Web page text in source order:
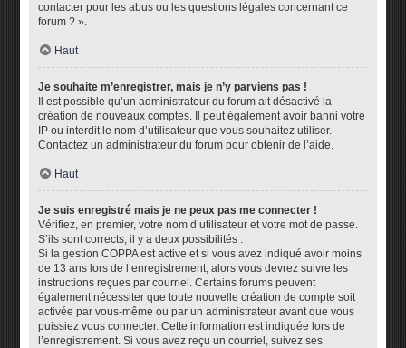
contacter pour les abus ou les questions légales concernant ce
forum ? ».
Haut
Je souhaite m’enregistrer, mais je n’y parviens pas !
Il est possible qu’un administrateur du forum ait désactivé la
création de nouveaux comptes. Il peut également avoir banni votre
IP ou interdit le nom d’utilisateur que vous souhaitez utiliser.
Contactez un administrateur du forum pour obtenir de l’aide.
Haut
Je suis enregistré mais je ne peux pas me connecter !
Vérifiez, en premier, votre nom d’utilisateur et votre mot de passe.
S’ils sont corrects, il y a deux possibilités :
Si la gestion COPPA est active et si vous avez indiqué avoir moins
de 13 ans lors de l’enregistrement, alors vous devrez suivre les
instructions reçues par courriel. Certains forums peuvent
également nécessiter que toute nouvelle création de compte soit
activée par vous-même ou par un administrateur avant que vous
puissiez vous connecter. Cette information est indiquée lors de
l’enregistrement. Si vous avez reçu un courriel, suivez ses